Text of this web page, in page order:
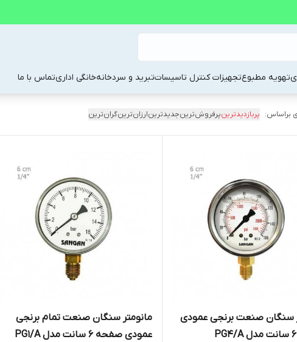
تهویه مطبوعتجهیزات کنترل تاسیساتتبرید و سردخانهخانگی اداریتماس با ما
براساس: پربازدیدترینپرفروش‌ترینجدیدترینارزان‌ترینگران‌ترین
سنگان صنعت برنجی عمودی
مانومتر سنگان صنعت تمام برنجی
عمودی صفحه 6 سانت مدل PG1/A